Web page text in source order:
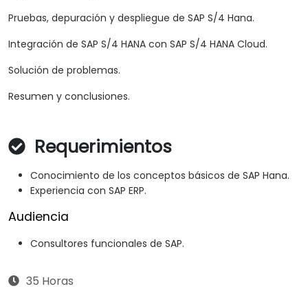
Pruebas, depuración y despliegue de SAP S/4 Hana.
Integración de SAP S/4 HANA con SAP S/4 HANA Cloud.
Solución de problemas.
Resumen y conclusiones.
Requerimientos
Conocimiento de los conceptos básicos de SAP Hana.
Experiencia con SAP ERP.
Audiencia
Consultores funcionales de SAP.
35 Horas